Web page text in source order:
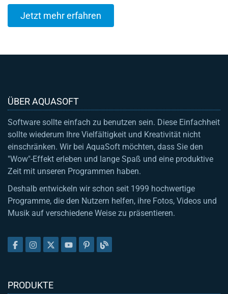
Jetzt mehr erfahren
ÜBER AQUASOFT
Software sollte einfach zu benutzen sein. Diese Einfachheit
sollte wiederum Ihre Vielfältigkeit und Kreativität nicht
einschränken. Wir bei AquaSoft möchten, dass Sie den
"Wow"-Effekt erleben und lange Spaß und eine produktive
Zeit mit unseren Programmen haben.
Deshalb entwickeln wir schon seit 1999 hochwertige
Programme, die den Nutzern helfen, ihre Fotos, Videos und
Musik auf verschiedene Weise zu präsentieren.
PRODUKTE